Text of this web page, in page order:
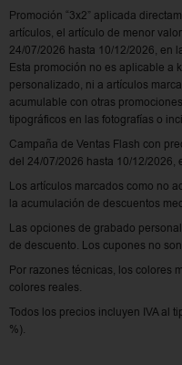
Promoción “3x2” aplicada
artículos, el artículo de menor
24/07/2026 hasta 10/12/2026, en
Esta promoción no es aplicable a
personalizado, ni a artículos
acumulable con otras
tipográficos en las fotografías o
Campaña de Ventas Flash con
del 24/07/2026 hasta 10/12/2026,
Los artículos marcados como no
la acumulación de descuentos
Las opciones de grabado
de descuento. Los cupones no
Por razones técnicas, los colores
colores reales.
Todos los precios incluyen IVA al
%).